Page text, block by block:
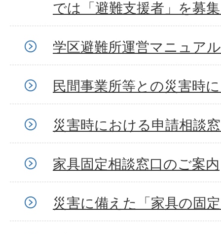
では「避難支援者」を募
学区避難所運営マニュアル
民間事業所等との災害時
災害時における申請相談
家具固定相談窓口のご案内
災害に備えた「家具の固